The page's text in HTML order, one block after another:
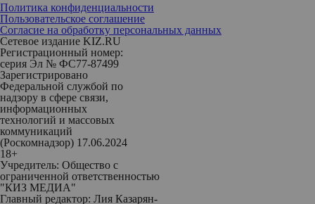
Политика конфиденциальности
Пользовательское соглашение
Согласие на обработку персональных данных
Сетевое издание KIZ.RU
Регистрационный номер:
серия Эл № ФС77-87499
Зарегистрировано
Федеральной службой по
надзору в сфере связи,
информационных
технологий и массовых
коммуникаций
(Роскомнадзор) 17.06.2024
18+
Учредитель: Общество с
ограниченной ответственностью
"КИЗ МЕДИА"
Главный редактор: Лия Казарян-